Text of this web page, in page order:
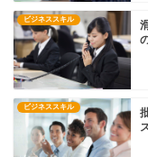
ビジネススキル
ビジネススキル